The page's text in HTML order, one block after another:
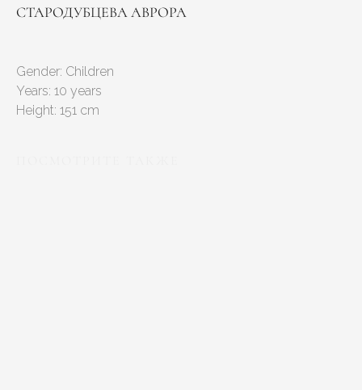
СТАРОДУБЦЕВА АВРОРА
Gender: Children
Years: 10 years
Height: 151 cm